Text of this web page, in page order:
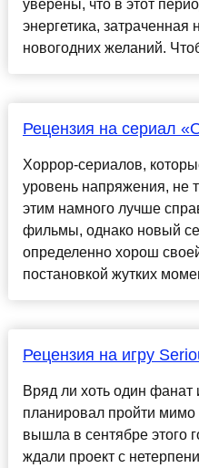
уверены, что в этот
энергетика,
новогодних желаний.
Рецензия на сериал
Хоррор-сериалов,
уровень напряжения, не
этим намного лучше
фильмы, однако новый
определенно хорош
постановкой жутких
Рецензия на игру
Вряд ли хоть один фанат
планировал пройти мимо
вышла в сентябре этого
ждали проект с